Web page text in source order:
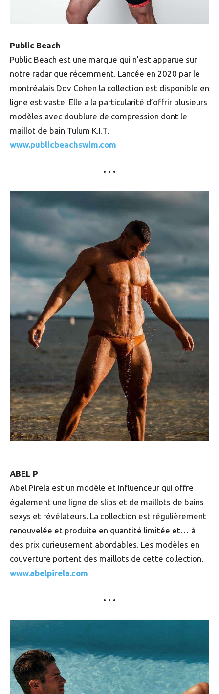
Public Beach
Public Beach est une marque qui n’est apparue sur
notre radar que récemment. Lancée en 2020 par le
montréalais Dov Cohen la collection est disponible en
ligne est vaste. Elle a la particularité d’offrir plusieurs
modèles avec doublure de compression dont le
maillot de bain Tulum K.I.T.
www.publicbeachswim.com
• • •
ABEL P
Abel Pirela est un modèle et influenceur qui offre
également une ligne de slips et de maillots de bains
sexys et révélateurs. La collection est régulièrement
renouvelée et produite en quantité limitée et… à
des prix curieusement abordables. Les modèles en
couverture portent des maillots de cette collection.
www.abelpirela.com
• • •